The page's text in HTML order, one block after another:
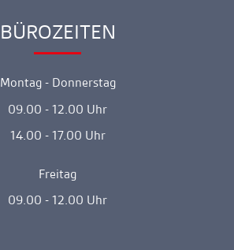
Ankerlink
BÜROZEITEN
Montag - Donnerstag
09.00 - 12.00 Uhr
14.00 - 17.00 Uhr
Freitag
09.00 - 12.00 Uhr